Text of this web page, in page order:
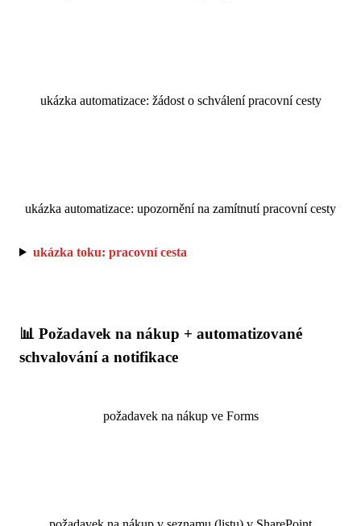
ukázka automatizace: žádost o schválení pracovní cesty
ukázka automatizace: upozornění na zamítnutí pracovní cesty
ukázka toku: pracovní cesta
📊 Požadavek na nákup + automatizované
schvalování a notifikace
požadavek na nákup ve Forms